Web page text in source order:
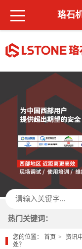
珞石
热门关键词：
您的位置：首页 资讯
处？